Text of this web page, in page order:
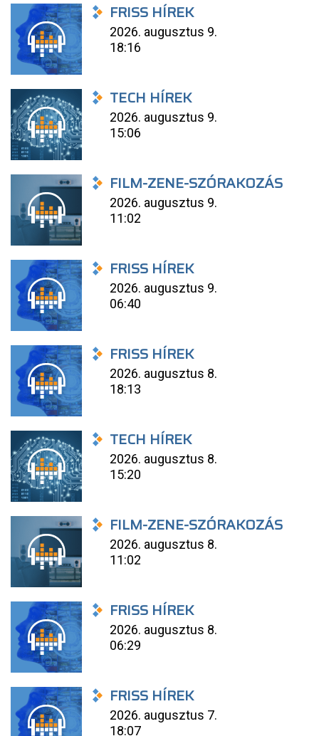
FRISS HÍREK
2026. augusztus 9.
18:16
TECH HÍREK
2026. augusztus 9.
15:06
FILM-ZENE-SZÓRAKOZÁS
2026. augusztus 9.
11:02
FRISS HÍREK
2026. augusztus 9.
06:40
FRISS HÍREK
2026. augusztus 8.
18:13
TECH HÍREK
2026. augusztus 8.
15:20
FILM-ZENE-SZÓRAKOZÁS
2026. augusztus 8.
11:02
FRISS HÍREK
2026. augusztus 8.
06:29
FRISS HÍREK
2026. augusztus 7.
18:07